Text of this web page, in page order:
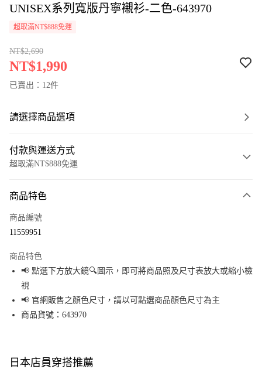
UNISEX系列寬版丹寧襯衫-二色-643970
超取滿NT$888免運
NT$2,690
NT$1,990
已賣出：12件
請選擇商品選項
付款與運送方式
超取滿NT$888免運
信用卡一次付款
Apple Pay
街口支付
悠遊付
全盈+PAY
商品特色
商品編號
11559951
商品特色
📢 點選下方放大鏡🔍圖示，即可將商品照及尺寸表放大或縮小檢
視
📢 官網販售之顏色尺寸，請以可點選商品顏色尺寸為主
商品貨號：643970
日本店員穿搭推薦